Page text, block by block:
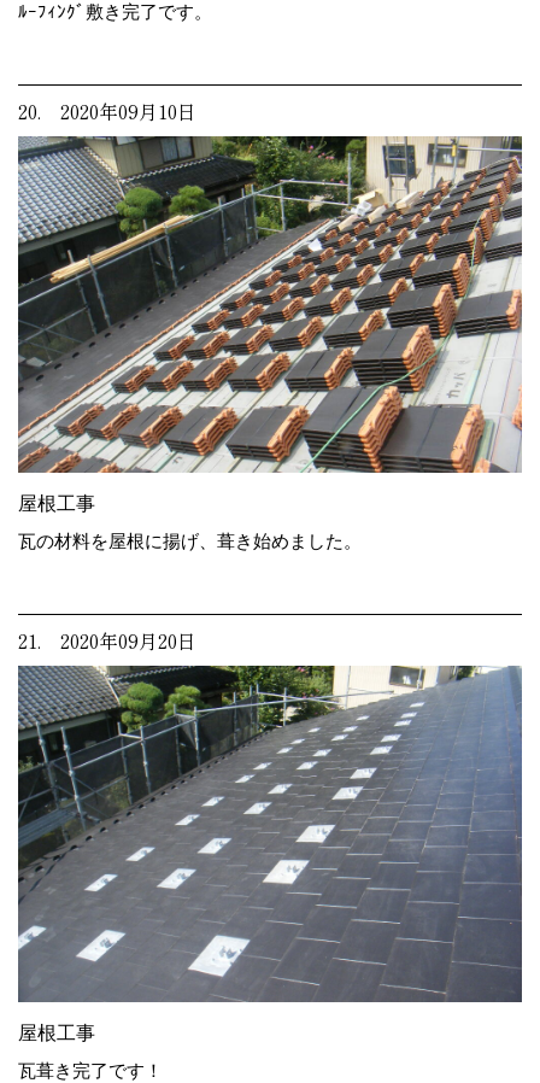
ﾙｰﾌｨﾝｸﾞ敷き完了です。
20. 2020年09月10日
屋根工事
瓦の材料を屋根に揚げ、葺き始めました。
21. 2020年09月20日
屋根工事
瓦葺き完了です！